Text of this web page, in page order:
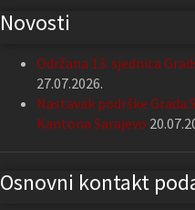
Novosti
Održana 13. sjednica
27.07.2026.
Nastavak podrške Grada
Kantona Sarajevo
Osnovni kontakt